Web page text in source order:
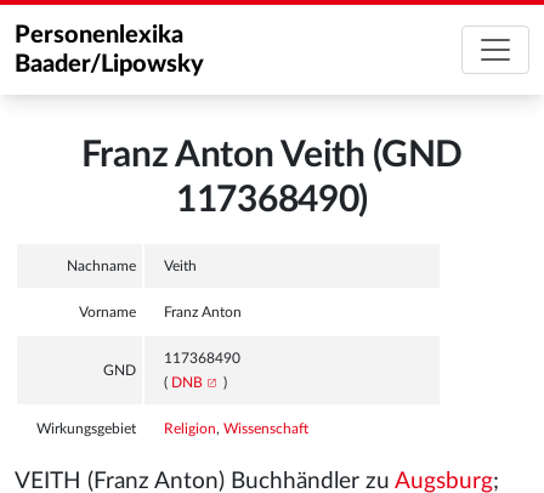
Personenlexika
Baader/Lipowsky
Franz Anton Veith (GND
117368490)
Nachname Veith
Vorname Franz Anton
GND
117368490
( DNB )
Wirkungsgebiet Religion, Wissenschaft
VEITH (Franz Anton) Buchhändler zu Augsburg;